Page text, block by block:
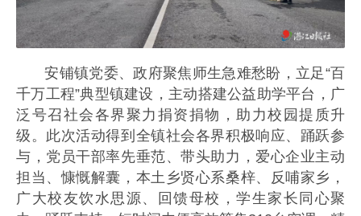
安铺镇党委、政府聚焦师生急难愁盼，立足“百
千万工程”典型镇建设，主动搭建公益助学平台，广
泛号召社会各界聚力捐资捐物，助力校园提质升
级。此次活动得到全镇社会各界积极响应、踊跃参
与，党员干部率先垂范、带头助力，爱心企业主动
担当、慷慨解囊，本土乡贤心系桑梓、反哺家乡，
广大校友饮水思源、回馈母校，学生家长同心聚